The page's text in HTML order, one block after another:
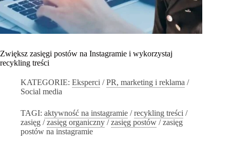
Zwiększ zasięgi postów na Instagramie i wykorzystaj
recykling treści
KATEGORIE: Eksperci /PR, marketing i reklama /
Social media
TAGI: aktywność na instagramie /recykling treści /
zasięg /zasięg organiczny /zasięg postów /zasięg
postów na instagramie